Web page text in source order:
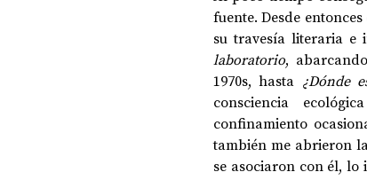
fuente. Desde
su travesía literaria e
laboratorio,
1970s, hasta ¿Dónde
consciencia
confinamiento
también me abrieron
se asociaron con él,